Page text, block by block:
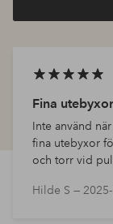
Fina
Inte använd
fina utebyxor
och torr vid
Hilde S —